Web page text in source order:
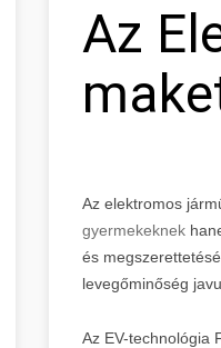
Az
Az elektromos
gyermekeknek
és
levegőminőség
Az EV-technológia